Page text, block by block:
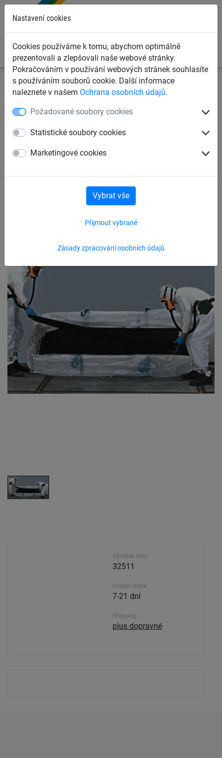
Nastavení cookies
Cookies používáme k tomu, abychom optimálně
prezentovali a zlepšovali naše webové stránky.
Pokračováním v používání webových stránek souhlasíte
s používáním souborů cookie. Další informace
naleznete v našem Ochrana osobních údajů.
Požadované soubory cookies
Statistické soubory cookies
Marketingové cookies
Zásady zpracování osobních údajů
Přijmout vybrané
Vybrat vše
Ochranné sítě a plachty
Sítě a lana pro transport
Jumbo Bag, 260 cm x 125 cm
x 30 cm
Výrobek číslo
32511
Dodací doba.
7-21 dní
Shipping
plus dopravné